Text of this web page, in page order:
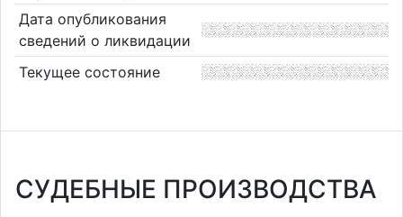
Дата опубликования
сведений о ликвидации
Текущее состояние
СУДЕБНЫЕ ПРОИЗВОДСТВА